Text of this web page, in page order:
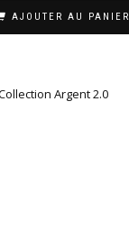
AJOUTER AU PANIER
Argent 2.0